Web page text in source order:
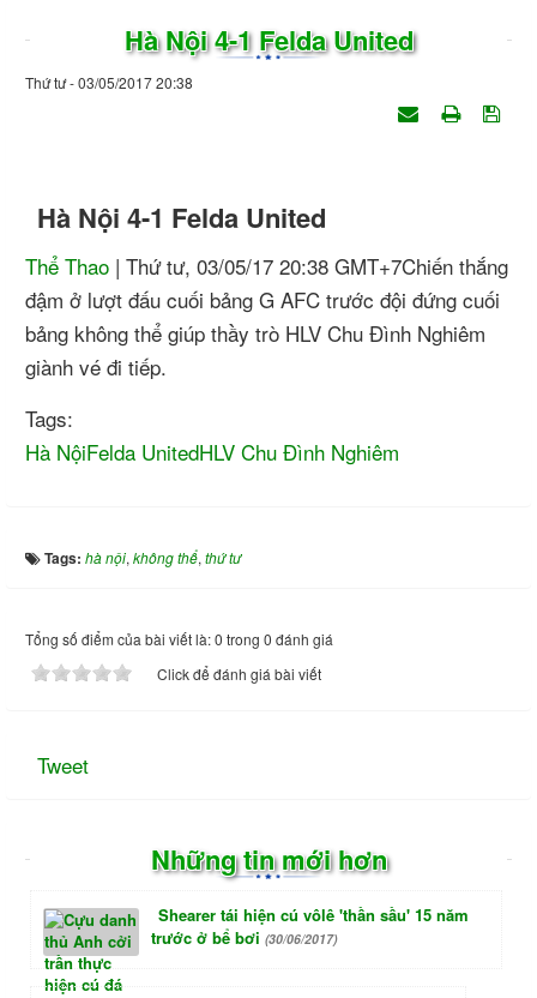
Hà Nội 4-1 Felda United
Thứ tư - 03/05/2017 20:38
Hà Nội 4-1 Felda United
Thể Thao | Thứ tư, 03/05/17 20:38 GMT+7Chiến thắng
đậm ở lượt đấu cuối bảng G AFC trước đội đứng cuối
bảng không thể giúp thầy trò HLV Chu Đình Nghiêm
giành vé đi tiếp.
Tags:
Hà NộiFelda UnitedHLV Chu Đình Nghiêm
Tags: hà nội, không thể, thứ tư
Tổng số điểm của bài viết là: 0 trong 0 đánh giá
Click để đánh giá bài viết
Tweet
Những tin mới hơn
Shearer tái hiện cú vôlê 'thần sầu' 15 năm
trước ở bể bơi (30/06/2017)